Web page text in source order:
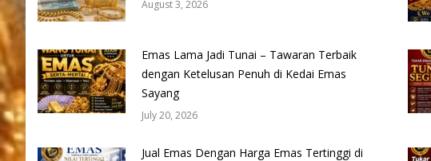
August 3, 2026
Emas Lama Jadi Tunai – Tawaran Terbaik
dengan Ketelusan Penuh di Kedai Emas
Sayang
July 20, 2026
Jual Emas Dengan Harga Emas Tertinggi di